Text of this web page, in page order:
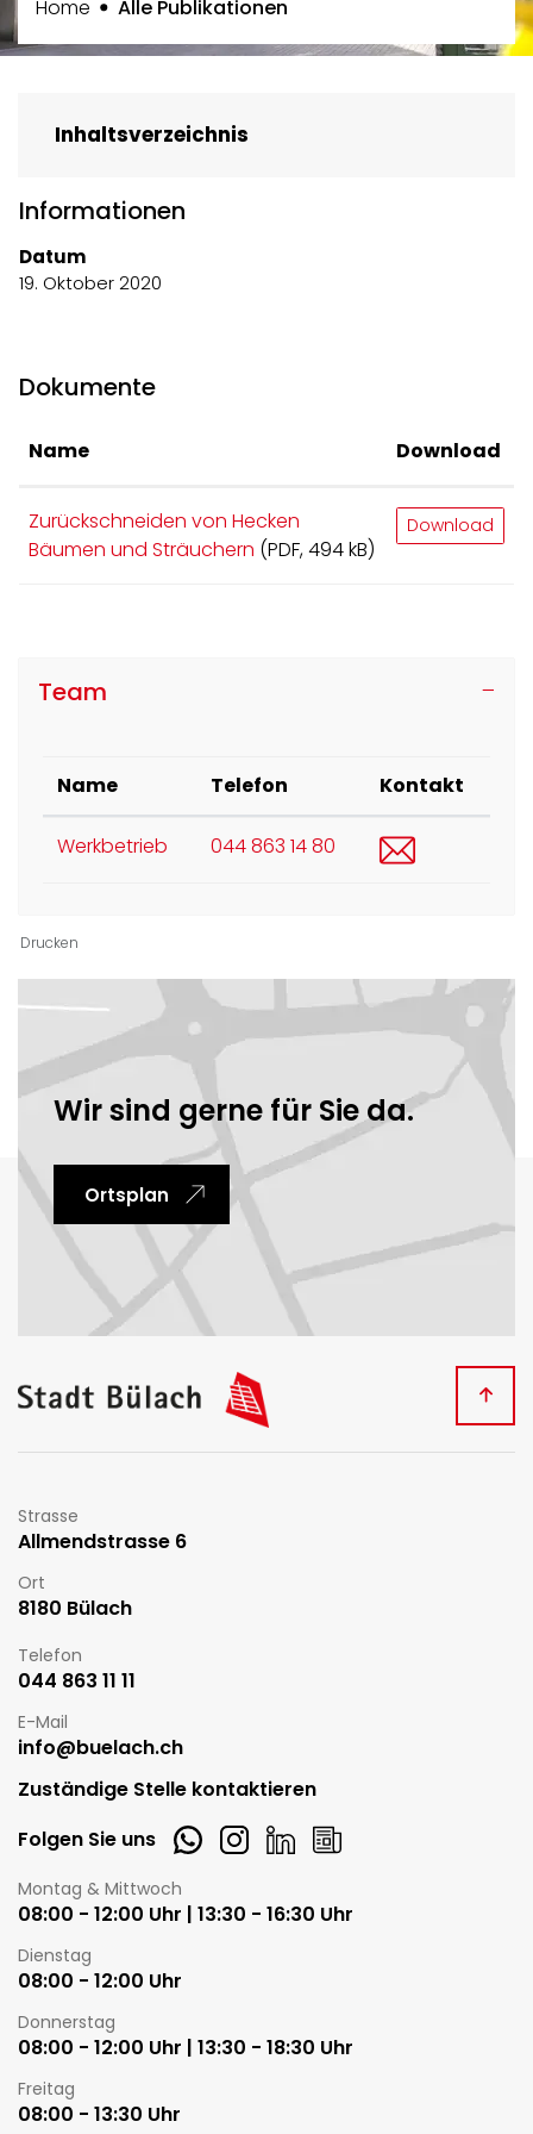
Home Alle Publikationen
Inhaltsverzeichnis
Informationen
Datum
19. Oktober 2020
Dokumente
Name Download
Zurückschneiden von Hecken
Bäumen und Sträuchern (PDF, 494 kB)
Download
Team
Name Telefon Kontakt
Werkbetrieb 044 863 14 80
Drucken
Ortsinformationen
Wir sind gerne für Sie da.
Ortsplan
Kontakt
Strasse
Allmendstrasse 6
Ort
8180 Bülach
Telefon
044 863 11 11
E-Mail
info@buelach.ch
Zuständige Stelle kontaktieren
Folgen Sie uns
WhatsappInstagram
LinkedInNewsletter
Öffnungszeiten
Montag & Mittwoch
08:00 - 12:00 Uhr | 13:30 - 16:30 Uhr
Dienstag
08:00 - 12:00 Uhr
Donnerstag
08:00 - 12:00 Uhr | 13:30 - 18:30 Uhr
Freitag
08:00 - 13:30 Uhr